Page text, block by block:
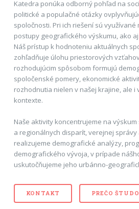
Katedra ponúka odborný pohľad na
politické a populačné otázky
spoločnosti. Pri ich riešení sú
postupy geografického výskumu, ako
Náš prístup k hodnoteniu aktuálnych
zohľadňuje úlohu priestorových
rozhodujúcim spôsobom formujú
spoločenské pomery, ekonomické
rozhodnutia nielen v našej krajine, ale i
kontexte.
Naše aktivity koncentrujeme na
a regionálnych disparít, verejnej
realizujeme demografické analýzy,
demografického vývoja, v prípade
uskutočňujeme jeho urbánno-
KONTAKT PREČO